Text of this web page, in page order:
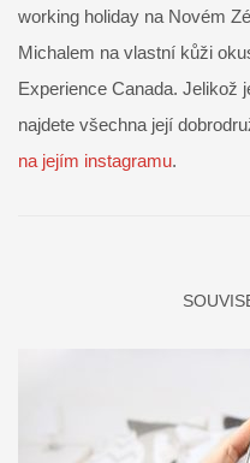
working holiday na Novém
Michalem na vlastní kůži
Experience Canada. Jelikož
najdete všechna její
na jejím instagramu.